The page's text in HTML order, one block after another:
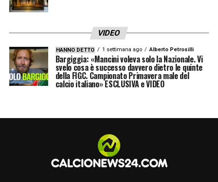
VIDEO
HANNO DETTO 1 settimana ago Alberto Petrosilli
Bargiggia: «Mancini voleva solo la Nazionale. Vi
svelo cosa è successo davvero dietro le quinte
della FIGC. Campionato Primavera male del
calcio italiano» ESCLUSIVA e VIDEO